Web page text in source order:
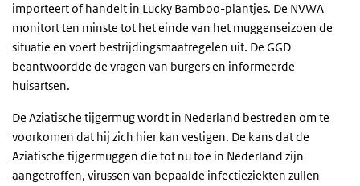
importeert of handelt in Lucky Bamboo-plantjes. De NVWA
monitort ten minste tot het einde van het muggenseizoen de
situatie en voert bestrijdingsmaatregelen uit. De GGD
beantwoordde de vragen van burgers en informeerde
huisartsen.
De Aziatische tijgermug wordt in Nederland bestreden om te
voorkomen dat hij zich hier kan vestigen. De kans dat de
Aziatische tijgermuggen die tot nu toe in Nederland zijn
aangetroffen, virussen van bepaalde infectieziekten zullen